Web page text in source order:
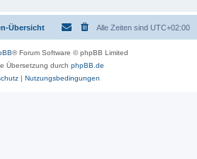
Übersicht Alle Zeiten sind UTC+02:00
® Forum Software © phpBB Limited
Übersetzung durch phpBB.de
| Nutzungsbedingungen